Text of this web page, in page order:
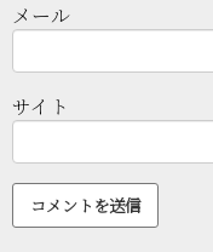
メール
サイト